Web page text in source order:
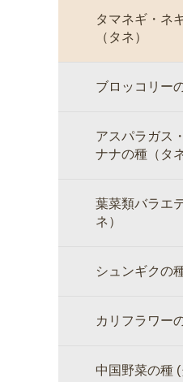
タマネギ・ネ
（タネ）
ブロッコリー
アスパラガス
ナナの種（タネ
葉菜類バラエ
ネ）
シュンギクの
カリフラワー
中国野菜の種